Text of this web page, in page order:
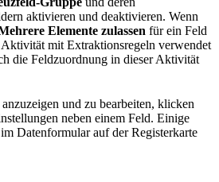
aktivieren und deaktivieren. Wenn
Elemente zulassen für ein Feld
Aktivität mit Extraktionsregeln verwendet
die Feldzuordnung in dieser Aktivität
und zu bearbeiten, klicken
neben einem Feld. Einige
Datenformular auf der Registerkarte